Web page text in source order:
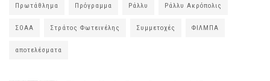
Πρωτάθλημα Πρόγραμμα Ράλλυ Ράλλυ Ακρόπολις
ΣΟΑΑ Στράτος Φωτεινέλης Συμμετοχές ΦΙΛΜΠΑ
αποτελέσματα